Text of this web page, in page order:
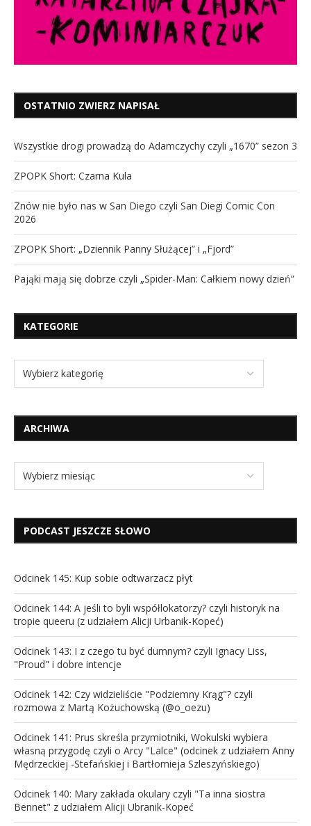
OSTATNIO ZWIERZ NAPISAŁ
Wszystkie drogi prowadzą do Adamczychy czyli „1670” sezon 3
ZPOPK Short: Czarna Kula
Znów nie było nas w San Diego czyli San Diegi Comic Con
2026
ZPOPK Short: „Dziennik Panny Służącej” i „Fjord”
Pająki mają się dobrze czyli „Spider-Man: Całkiem nowy dzień”
KATEGORIE
ARCHIWA
PODCAST JESZCZE SŁOWO
Odcinek 145: Kup sobie odtwarzacz płyt
Odcinek 144: A jeśli to byli współlokatorzy? czyli historyk na
tropie queeru (z udziałem Alicji Urbanik-Kopeć)
Odcinek 143: I z czego tu być dumnym? czyli Ignacy Liss,
"Proud" i dobre intencje
Odcinek 142: Czy widzieliście "Podziemny Krąg"? czyli
rozmowa z Martą Kożuchowską (@o_oezu)
Odcinek 141: Prus skreśla przymiotniki, Wokulski wybiera
własną przygodę czyli o Arcy "Lalce" (odcinek z udziałem Anny
Mędrzeckiej -Stefańskiej i Bartłomieja Szleszyńskiego)
Odcinek 140: Mary zakłada okulary czyli "Ta inna siostra
Bennet" z udziałem Alicji Ubranik-Kopeć